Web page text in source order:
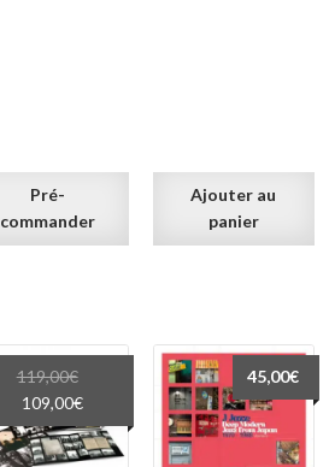
Pré-
commander
Ajouter au
panier
119,00€
Le
prix
initial
109,00€Le
prix
actuel
45,00€